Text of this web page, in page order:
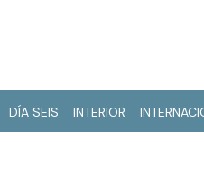
DÍA SEIS INTERIOR